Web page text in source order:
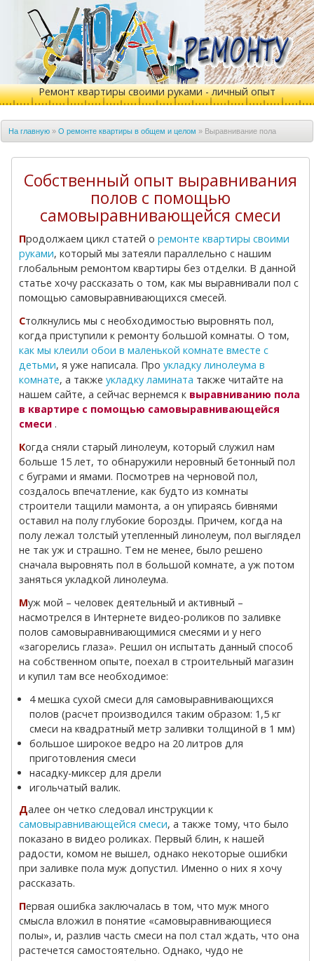
Ремонт квартиры своими руками - личный опыт
На главную» О ремонте квартиры в общем и целом » Выравнивание пола
Собственный опыт выравнивания
полов с помощью
самовыравнивающейся смеси
Продолжаем цикл статей оремонте квартиры своими
руками, который мы затеяли параллельно с нашим
глобальным ремонтом квартиры без отделки. В данной
статье хочу рассказать о том, как мы выравнивали пол с
помощью самовыравнивающихся смесей.
Столкнулись мы с необходимостью выровнять пол,
когда приступили к ремонту большой комнаты. О том,
как мы клеили обои в маленькой комнате вместе с
детьми, я уже написала. Проукладку линолеума в
комнате, а такжеукладку ламината также читайте на
нашем сайте, а сейчас вернемся к выравниванию пола
в квартире с помощью самовыравнивающейся
смеси .
Когда сняли старый линолеум, который служил нам
больше 15 лет, то обнаружили неровный бетонный пол
с буграми и ямами. Посмотрев на черновой пол,
создалось впечатление, как будто из комнаты
строители тащили мамонта, а он упираясь бивнями
оставил на полу глубокие борозды. Причем, когда на
полу лежал толстый утепленный линолеум, пол выглядел
не так уж и страшно. Тем не менее, было решено
сначала выровнять пол в большой комнате, а уж потом
заняться укладкой линолеума.
Муж мой – человек деятельный и активный –
насмотрелся в Интернете видео-роликов по заливке
полов самовыравнивающимися смесями и у него
«загорелись глаза». Решил он испытать данный способ
на собственном опыте, поехал в строительный магазин
и купил там все необходимое:
4 мешка сухой смеси для самовыравнивающихся
полов (расчет производился таким образом: 1,5 кг
смеси на квадратный метр заливки толщиной в 1 мм)
большое широкое ведро на 20 литров для
приготовления смеси
насадку-миксер для дрели
игольчатый валик.
Далее он четко следовал инструкции к
самовыравнивающейся смеси, а также тому, что было
показано в видео роликах. Первый блин, к нашей
радости, комом не вышел, однако некоторые ошибки
при заливке пола муж допустил. Именно о них я хочу
рассказать.
Первая ошибка заключалась в том, что муж много
смысла вложил в понятие «самовыравнивающиеся
полы», и, разлив часть смеси на пол стал ждать, что она
растечется самостоятельно. Однако, чудо не